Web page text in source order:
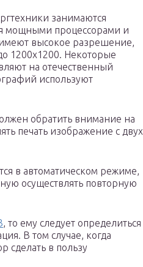
занимаются
мощными процессорами и
высокое разрешение,
1200х1200. Некоторые
на отечественный
используют
обратить внимание на
печать изображение с двух
в автоматическом режиме,
осуществлять повторную
, то ему следует определиться
В том случае, когда
сделать в пользу